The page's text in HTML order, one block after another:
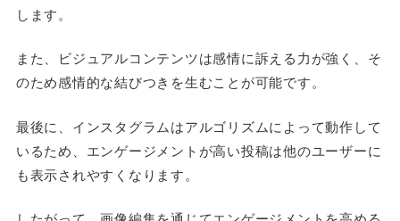
します。
また、ビジュアルコンテンツは感情に訴える力が強く、そ
のため感情的な結びつきを生むことが可能です。
最後に、インスタグラムはアルゴリズムによって動作して
いるため、エンゲージメントが高い投稿は他のユーザーに
も表示されやすくなります。